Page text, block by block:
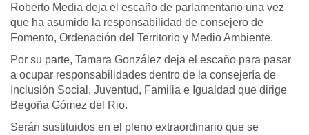
Roberto Media deja el escaño de parlamentario una vez
que ha asumido la responsabilidad de consejero de
Fomento, Ordenación del Territorio y Medio Ambiente.
Por su parte, Tamara González deja el escaño para pasar
a ocupar responsabilidades dentro de la consejería de
Inclusión Social, Juventud, Familia e Igualdad que dirige
Begoña Gómez del Rio.
Serán sustituidos en el pleno extraordinario que se